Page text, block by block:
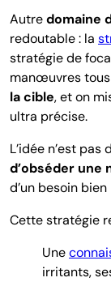
Autredomaine
redoutable : la
stratégie de
manœuvres
la cible, et on
ultra précise.
L’idée n’est
d’obséder une
d’un besoin
Cette stratégie
Une
irritants,